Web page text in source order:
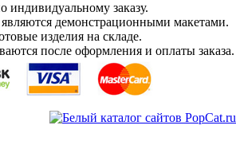
индивидуальному заказу.
демонстрационными макетами.
изделия на складе.
после оформления и оплаты заказа.